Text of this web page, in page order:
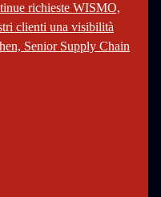
richieste WISMO,
clienti una visibilità
Senior Supply Chain